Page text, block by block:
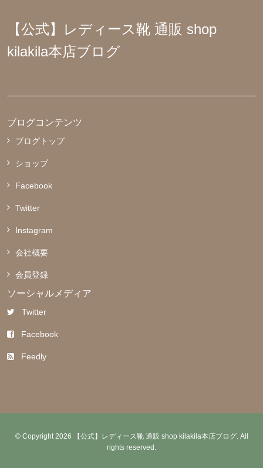
【公式】レディース靴 通販 shop
kilakila本店ブログ
ブログコンテンツ
ブログトップ
ショップ
Facebook
Twitter
Instagram
会社概要
会員登録
ソーシャルメディア
Twitter
Facebook
Feedly
© Copyright 2026 【公式】レディース靴 通販 shop kilakila本店ブログ. All
rights reserved.